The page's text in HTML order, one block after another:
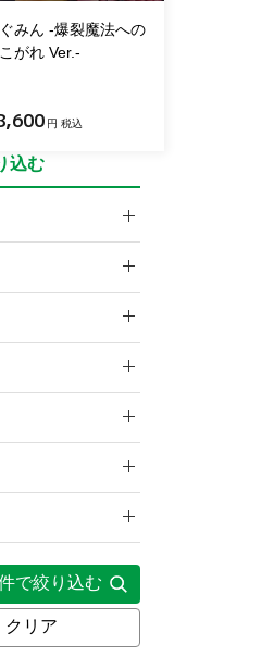
みん -爆裂魔法への
がれ Ver.-
円 税込
込む
フィギュア
完成品フィギュア
～29,999円
月
で絞り込む
クリア